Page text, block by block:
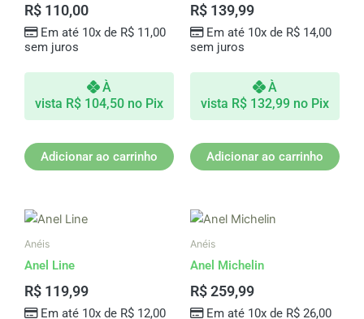
R$ 110,00
Em até 10x de R$11,00
sem juros
À
vista R$ 104,50 no Pix
Adicionar ao carrinho
R$ 139,99
Em até 10x de R$14,00
sem juros
À
vista R$ 132,99 no Pix
Adicionar ao carrinho
Anéis
Anel Line
R$ 119,99
Em até 10x de R$12,00
As
Anéis
Anel Michelin
R$259,99
Em até 10x de R$26,00
As